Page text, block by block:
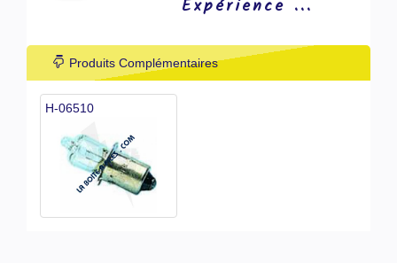
Expérience ...
Produits Complémentaires
H-06510